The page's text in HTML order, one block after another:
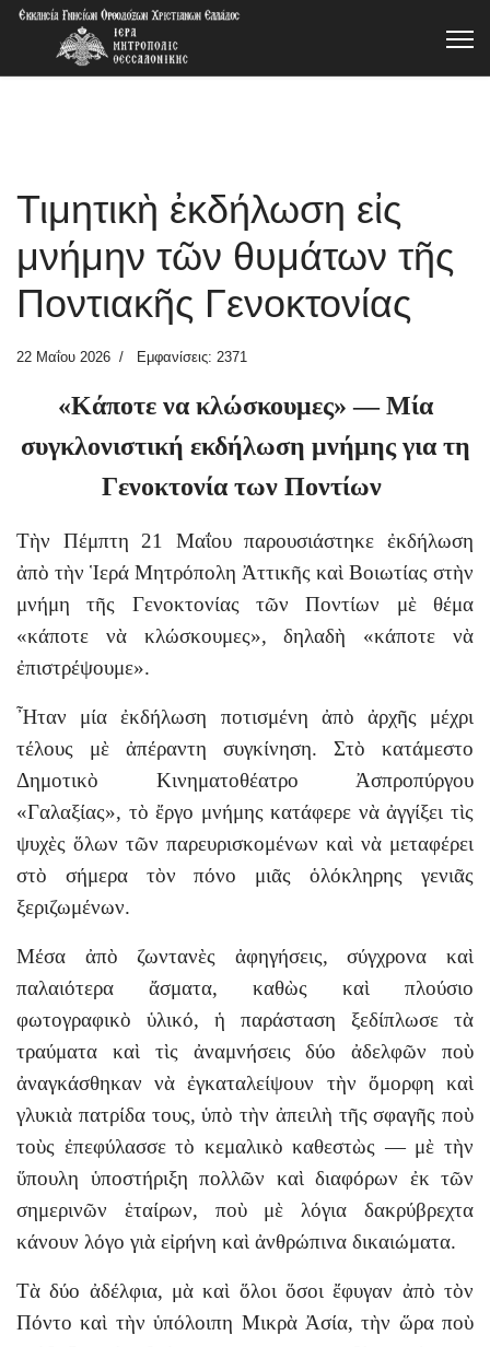
Τιμητικὴ ἐκδήλωση εἰς
μνήμην τῶν θυμάτων τῆς
Ποντιακῆς Γενοκτονίας
22 Μαΐου 2026 Εμφανίσεις: 2371
«Κάποτε να κλώσκουμες» — Μία
συγκλονιστική εκδήλωση μνήμης για τη
Γενοκτονία των Ποντίων
Τὴν Πέμπτη 21 Μαΐου παρουσιάστηκε ἐκδήλωση
ἀπὸ τὴν Ἱερά Μητρόπολη Ἀττικῆς καὶ Βοιωτίας στὴν
μνήμη τῆς Γενοκτονίας τῶν Ποντίων μὲ θέμα
«κάποτε νὰ κλώσκουμες», δηλαδὴ «κάποτε νὰ
ἐπιστρέψουμε».
Ἦταν μία ἐκδήλωση ποτισμένη ἀπὸ ἀρχῆς μέχρι
τέλους μὲ ἀπέραντη συγκίνηση. Στὸ κατάμεστο
Δημοτικὸ Κινηματοθέατρο Ἀσπροπύργου
«Γαλαξίας», τὸ ἔργο μνήμης κατάφερε νὰ ἀγγίξει τὶς
ψυχὲς ὅλων τῶν παρευρισκομένων καὶ νὰ μεταφέρει
στὸ σήμερα τὸν πόνο μιᾶς ὁλόκληρης γενιᾶς
ξεριζωμένων.
Μέσα ἀπὸ ζωντανὲς ἀφηγήσεις, σύγχρονα καὶ
παλαιότερα ἄσματα, καθὼς καὶ πλούσιο
φωτογραφικὸ ὑλικό, ἡ παράσταση ξεδίπλωσε τὰ
τραύματα καὶ τὶς ἀναμνήσεις δύο ἀδελφῶν ποὺ
ἀναγκάσθηκαν νὰ ἐγκαταλείψουν τὴν ὄμορφη καὶ
γλυκιὰ πατρίδα τους, ὑπὸ τὴν ἀπειλὴ τῆς σφαγῆς ποὺ
τοὺς ἐπεφύλασσε τὸ κεμαλικὸ καθεστὼς — μὲ τὴν
ὕπουλη ὑποστήριξη πολλῶν καὶ διαφόρων ἐκ τῶν
σημερινῶν ἑταίρων, ποὺ μὲ λόγια δακρύβρεχτα
κάνουν λόγο γιὰ εἰρήνη καὶ ἀνθρώπινα δικαιώματα.
Τὰ δύο ἀδέλφια, μὰ καὶ ὅλοι ὅσοι ἔφυγαν ἀπὸ τὸν
Πόντο καὶ τὴν ὑπόλοιπη Μικρὰ Ἀσία, τὴν ὥρα ποὺ